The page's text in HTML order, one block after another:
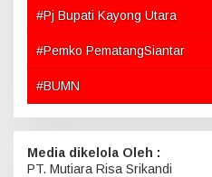
#Pj Bupati Kayong Utara
#Pemko PematangSiantar
#BUMN
Media dikelola Oleh :
PT. Mutiara Risa Srikandi